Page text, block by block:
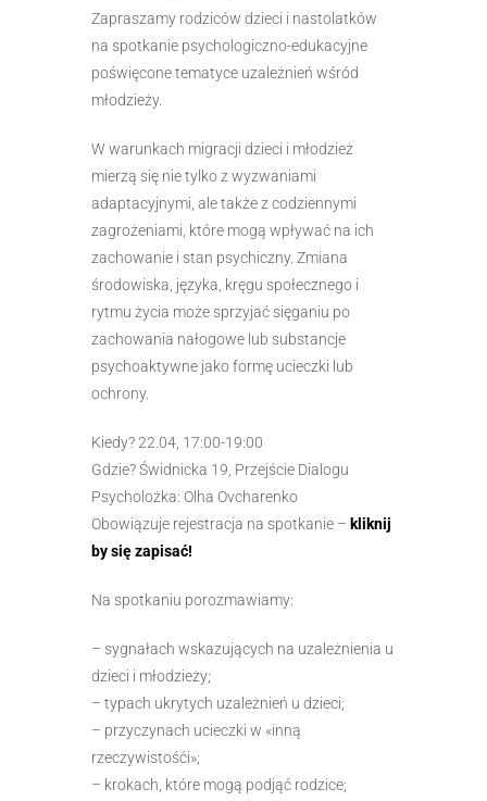
Zapraszamy rodziców dzieci i nastolatków
na spotkanie psychologiczno-edukacyjne
poświęcone tematyce uzależnień wśród
młodzieży.
W warunkach migracji dzieci i młodzież
mierzą się nie tylko z wyzwaniami
adaptacyjnymi, ale także z codziennymi
zagrożeniami, które mogą wpływać na ich
zachowanie i stan psychiczny. Zmiana
środowiska, języka, kręgu społecznego i
rytmu życia może sprzyjać sięganiu po
zachowania nałogowe lub substancje
psychoaktywne jako formę ucieczki lub
ochrony.
Kiedy? 22.04, 17:00-19:00
Gdzie? Świdnicka 19, Przejście Dialogu
Psycholożka: Olha Ovcharenko
Obowiązuje rejestracja na spotkanie – kliknij
by się zapisać!
Na spotkaniu porozmawiamy:
– sygnałach wskazujących na uzależnienia u
dzieci i młodzieży;
– typach ukrytych uzależnień u dzieci;
– przyczynach ucieczki w «inną
rzeczywistośćі»;
– krokach, które mogą podjąć rodzice;